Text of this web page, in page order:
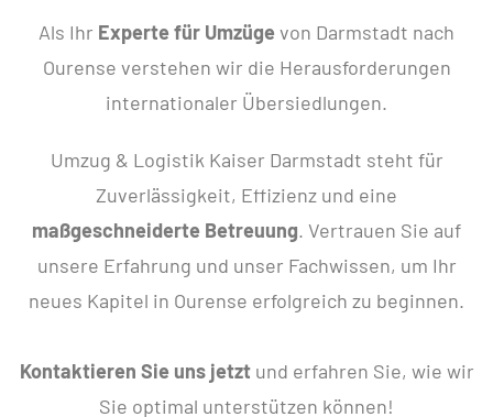
Als Ihr Experte für Umzüge von Darmstadt nach
Ourense verstehen wir die Herausforderungen
internationaler Übersiedlungen.
Umzug & Logistik Kaiser Darmstadt steht für
Zuverlässigkeit, Effizienz und eine
maßgeschneiderte Betreuung. Vertrauen Sie auf
unsere Erfahrung und unser Fachwissen, um Ihr
neues Kapitel in Ourense erfolgreich zu beginnen.
Kontaktieren Sie uns jetztund erfahren Sie, wie wir
Sie optimal unterstützen können!